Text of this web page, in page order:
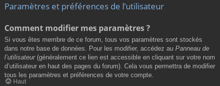
Paramètres et préférences de l’utilisateur
Comment modifier mes paramètres ?
Si vous êtes membre de ce forum, tous vos paramètres sont stockés
dans notre base de données. Pour les modifier, accédez au Panneau de
l’utilisateur(généralement ce lien est accessible en cliquant sur votre nom
d’utilisateur en haut des pages du forum). Cela vous permettra de modifier
tous les paramètres et préférences de votre compte.
Haut